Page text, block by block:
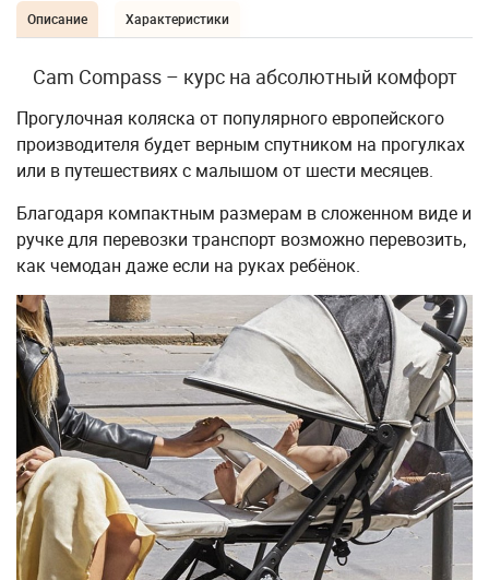
Описание Характеристики
Cam Compass – курс на абсолютный комфорт
Прогулочная коляска от популярного европейского
производителя будет верным спутником на прогулках
или в путешествиях с малышом от шести месяцев.
Благодаря компактным размерам в сложенном виде и
ручке для перевозки транспорт возможно перевозить,
как чемодан даже если на руках ребёнок.